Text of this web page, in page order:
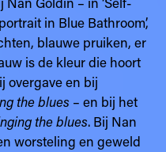
in Blue Bathroom’,
blauwe pruiken, er
is de kleur die hoort
overgave en bij
the blues – en bij het
the blues. Bij Nan
worsteling en geweld